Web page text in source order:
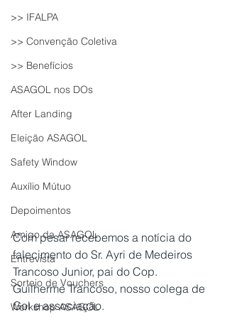
>> IFALPA
>> Convenção Coletiva
>> Benefícios
ASAGOL nos DOs
After Landing
Eleição ASAGOL
Safety Window
Auxílio Mútuo
Depoimentos
Amigo da ASAGOL
Entrevista
Sorteio de Vouchers
Workshop ASAGOL
Com pesar recebemos a notícia do
falecimento do Sr. Ayri de Medeiros
Trancoso Junior, pai do Cop.
Guilherme Trancoso, nosso colega de
Gol e associação.